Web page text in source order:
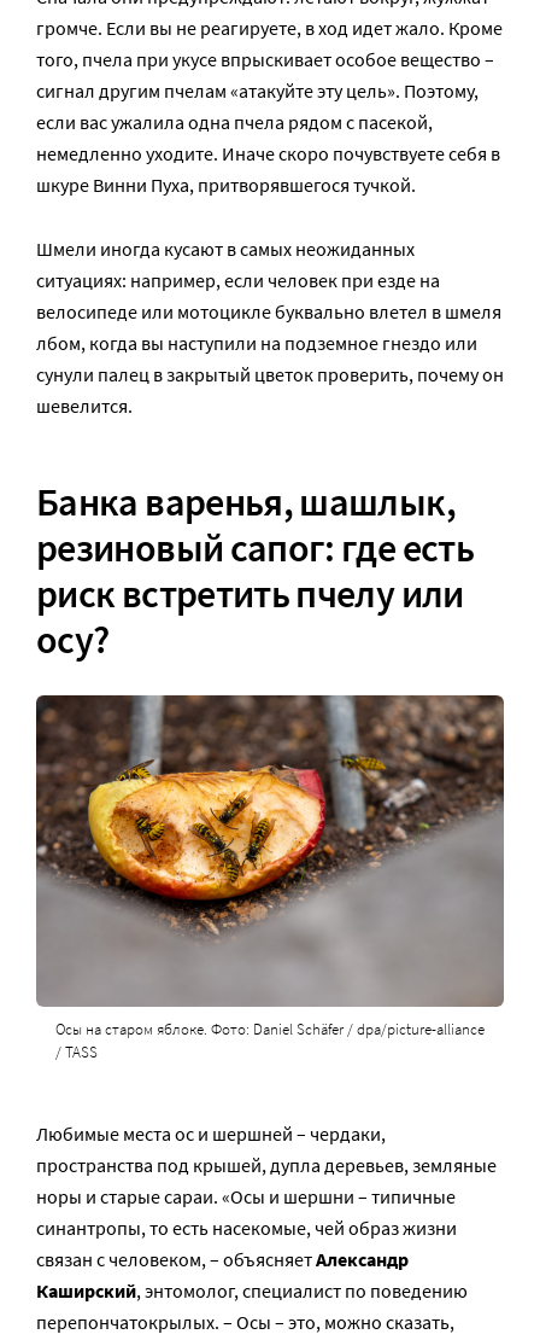
громче. Если вы не реагируете, в ход идет жало. Кроме
того, пчела при укусе впрыскивает особое вещество –
сигнал другим пчелам «атакуйте эту цель». Поэтому,
если вас ужалила одна пчела рядом с пасекой,
немедленно уходите. Иначе скоро почувствуете себя в
шкуре Винни Пуха, притворявшегося тучкой.
Шмели иногда кусают в самых неожиданных
ситуациях: например, если человек при езде на
велосипеде или мотоцикле буквально влетел в шмеля
лбом, когда вы наступили на подземное гнездо или
сунули палец в закрытый цветок проверить, почему он
шевелится.
Банка варенья, шашлык,
резиновый сапог: где есть
риск встретить пчелу или
осу?
Осы на старом яблоке. Фото: Daniel Schäfer / dpa/picture-alliance
/ TASS
Любимые места ос и шершней – чердаки,
пространства под крышей, дупла деревьев, земляные
норы и старые сараи. «Осы и шершни – типичные
синантропы, то есть насекомые, чей образ жизни
связан с человеком, – объясняетАлександр
Каширский, энтомолог, специалист по поведению
перепончатокрылых. – Осы – это, можно сказать,